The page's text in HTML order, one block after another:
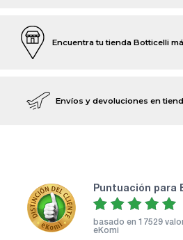
Encuentra tu tienda Botticelli
Envíos y devoluciones en
puntuación
basado en 17529
eKomi